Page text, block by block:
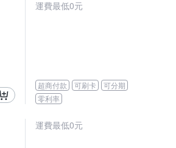
運費最低0元
超商付款 可刷卡
可分期
零利率
運費最低0元